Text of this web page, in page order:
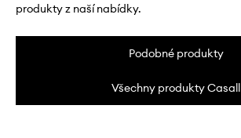
produkty z naší nabídky.
Podobné produkty
Všechny produkty Casall